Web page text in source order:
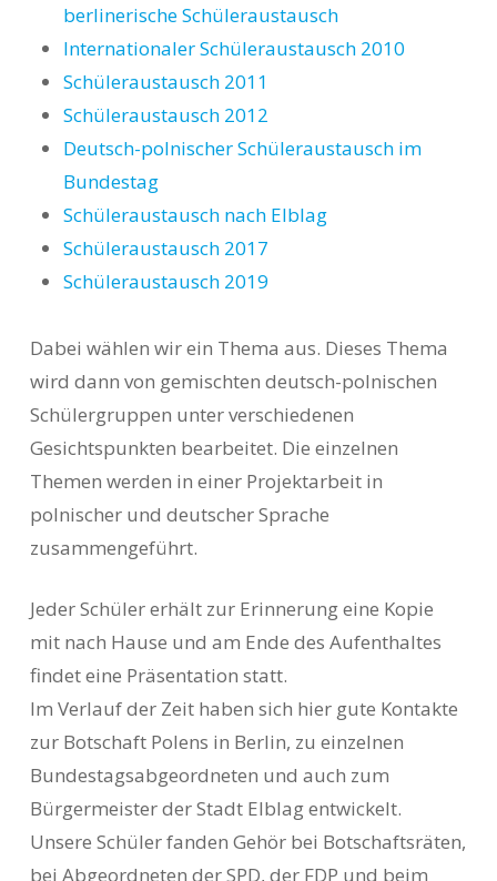
berlinerische Schüleraustausch
Internationaler Schüleraustausch 2010
Schüleraustausch 2011
Schüleraustausch 2012
Deutsch-polnischer Schüleraustausch im
Bundestag
Schüleraustausch nach Elblag
Schüleraustausch 2017
Schüleraustausch 2019
Dabei wählen wir ein Thema aus. Dieses Thema
wird dann von gemischten deutsch-polnischen
Schülergruppen unter verschiedenen
Gesichtspunkten bearbeitet. Die einzelnen
Themen werden in einer Projektarbeit in
polnischer und deutscher Sprache
zusammengeführt.
Jeder Schüler erhält zur Erinnerung eine Kopie
mit nach Hause und am Ende des Aufenthaltes
findet eine Präsentation statt.
Im Verlauf der Zeit haben sich hier gute Kontakte
zur Botschaft Polens in Berlin, zu einzelnen
Bundestagsabgeordneten und auch zum
Bürgermeister der Stadt Elblag entwickelt.
Unsere Schüler fanden Gehör bei Botschaftsräten,
bei Abgeordneten der SPD, der FDP und beim